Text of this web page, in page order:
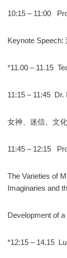
10:15 – 11:00
Keynote
*11.00 – 11.15
11:15 – 11:45 Dr.
女神、迷信、文
11:45 – 12:15
The Varieties of
Imaginaries and
Development of
*12:15 – 14.15